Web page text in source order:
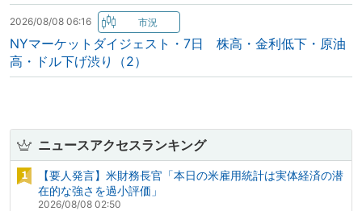
2026/08/08 06:16
NYマーケットダイジェスト・7日 株高・金利低下・原油
高・ドル下げ渋り（2）
ニュースアクセスランキング
【要人発言】米財務長官「本日の米雇用統計は実体経済の潜
在的な強さを過小評価」
2026/08/08 02:50